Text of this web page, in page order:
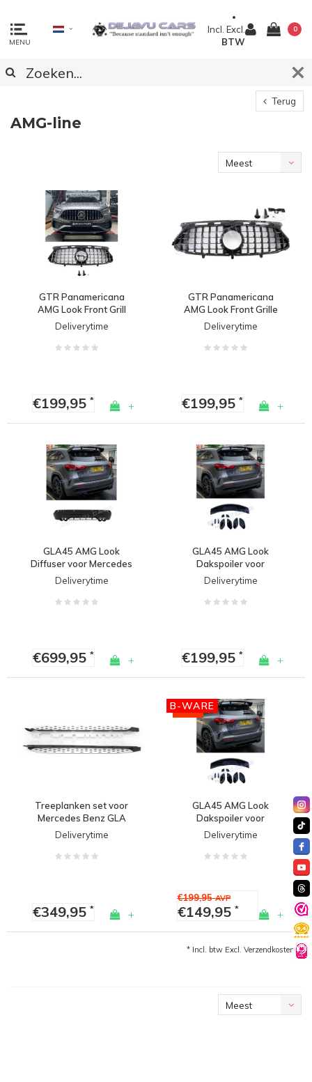
MENU
Incl. Excl.
BTW
0
Terug
AMG-line
Meest
GTR Panamericana
AMG Look Front Grill
voor Mercedes Benz
GLA Klasse H247 AMG
Line
Deliverytime
€199,95* +
GTR Panamericana
AMG Look Front Grille
voor Mercedes Benz
GLA Klasse AMG Line
Facelift
Deliverytime
€199,95* +
GLA45 AMG Look
Diffuser voor Mercedes
Benz GLA SUV H247
AMG Line / GLA35 AMG
Deliverytime
€699,95* +
GLA45 AMG Look
Dakspoiler voor
Mercedes Benz GLA
Klasse H247
Deliverytime
€199,95* +
Treeplanken set voor
Mercedes Benz GLA
Klasse H247
Deliverytime
€349,95* +
-25%
B-WARE
GLA45 AMG Look
Dakspoiler voor
Mercedes Benz GLA
Klasse H247 - (B-WARE)
Deliverytime
€199,95AVP
€149,95 * +
* Incl. btw Excl. Verzendkosten
Meest